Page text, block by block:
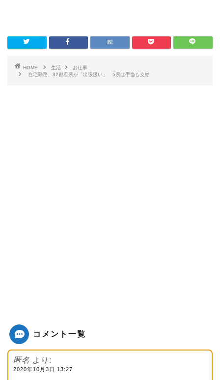
HOME 生活
お仕事
在宅勤務、32都府県が「出張扱い」 5県は手当も支給
コメント一覧
匿名 より:
2020年10月3日 13:27